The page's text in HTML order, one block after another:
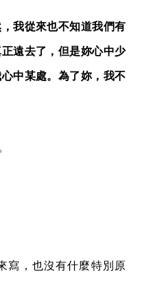
我從來也不知道我們有
遠去了，但是妳心中少
中某處。為了妳，我不
寫，也沒有什麼特別原